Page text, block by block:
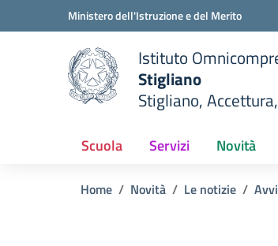
Vai ai contenuti
Vai al menu di navigazioneMinistero dell'Istruzione e del Merito
Istituto
Stigliano
Stigliano,
Scuola Servizi Novità
Home Novità Le notizie